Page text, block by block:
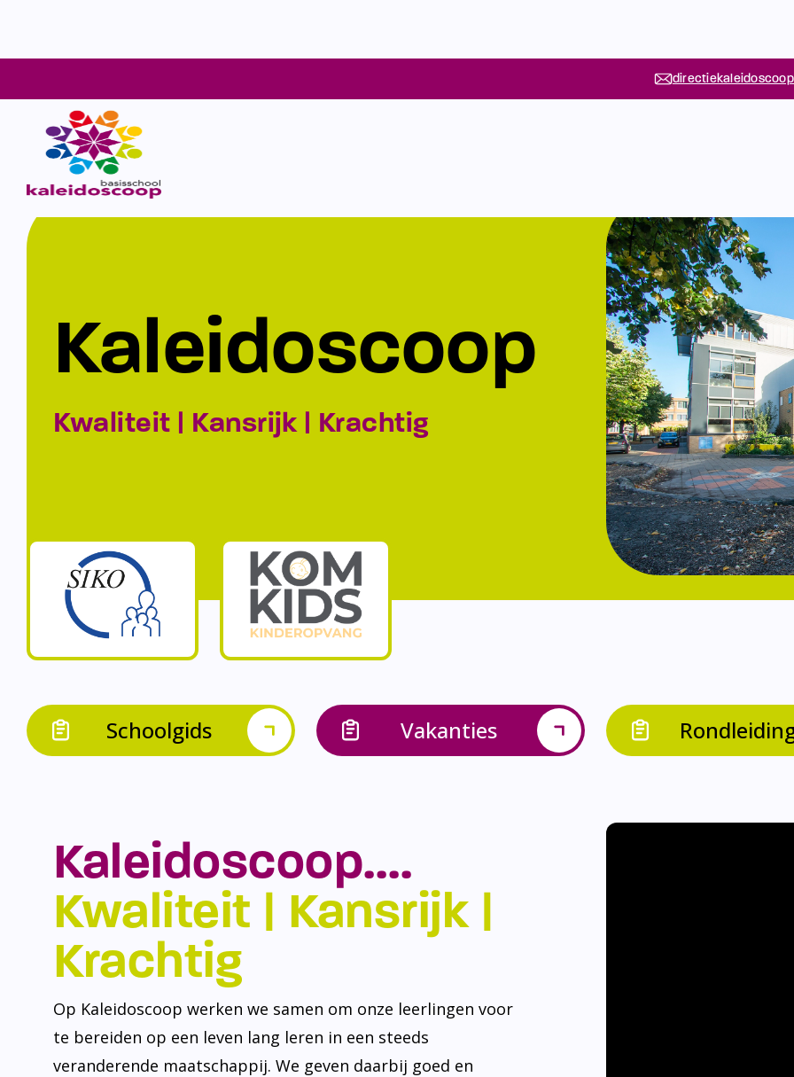
Kaleidoscoop
Kwaliteit | Kansrijk | Krachtig
Schoolgids Vakanties
Kaleidoscoop….
Kwaliteit | Kansrijk |
Krachtig
Op Kaleidoscoop werken we samen om onze leerlingen voor
te bereiden op een leven lang leren in een steeds
veranderende maatschappij. We geven daarbij goed en